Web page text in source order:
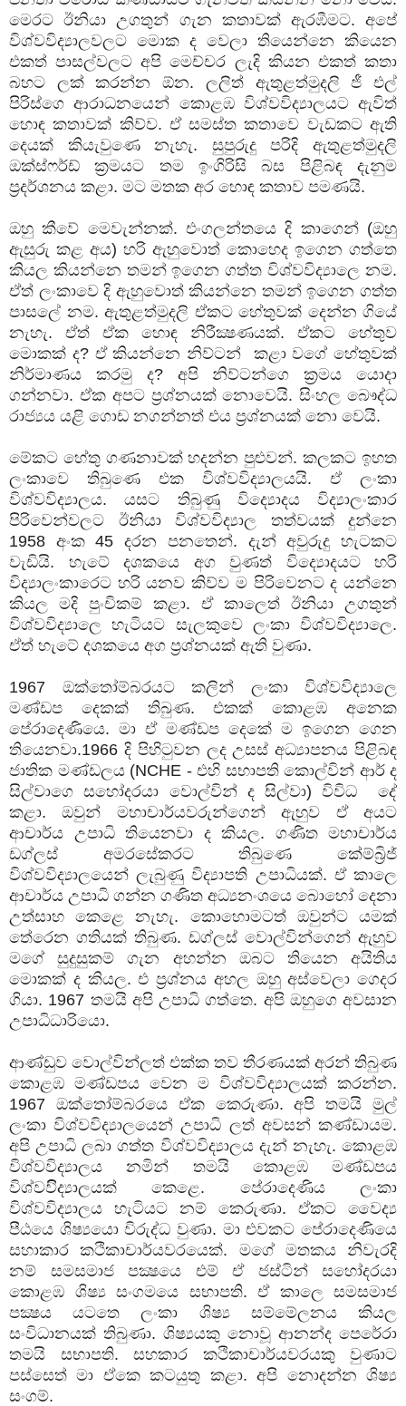
මෙරට ඊනියා උගතුන් ගැන කතාවක් ඇරඹීමට. අපේ
විශ්වවිද්‍යාලවලට මොක ද වෙලා තියෙන්නෙ කියෙන
එකත් පාසල්වලට අපි මෙච්චර ලැදි කියන එකත් කතා
බහට ලක් කරන්න ඕන. ලලිත් ඇතුළත්මුදලි ජී එල්
පිරිස්ගෙ ආරාධනයෙන් කොළඹ විශ්වවිද්‍යාලයට ඇවිත්
හොඳ කතාවක් කිව්ව. ඒ සමස්ත කතාවෙ වැඩකට ඇති
දෙයක් කියැවුණෙ නැහැ. සුපුරුදු පරිදි ඇතුළත්මුදලි
ඔක්ස්ෆර්ඩ් ක්‍රමයට තම ඉංගිරිසි බස පිළිබඳ දැනුම
ප්‍රදර්ශනය කළා. මට මතක අර හොඳ කතාව පමණයි.
ඔහු කීවේ මෙවැන්නක්. එංගලන්තයෙ දි කාගෙන් (ඔහු
ඇසුරු කළ අය) හරි ඇහුවොත් කොහෙද ඉගෙන ගත්තෙ
කියල කියන්නෙ තමන් ඉගෙන ගත්ත විශ්වවිද්‍යාලෙ නම.
ඒත් ලංකාවෙ දි ඇහුවොත් කියන්නෙ තමන් ඉගෙන ගත්ත
පාසලේ නම. ඇතුළත්මුදලි ඒකට හේතුවක් දෙන්න ගියේ
නැහැ. ඒත් ඒක හොඳ නිරීක්‍ෂණයක්. ඒකට හේතුව
මොකක් ද? ඒ කියන්නෙ නිව්ටන් කළා වගේ හේතුවක්
නිර්මාණය කරමු ද? අපි නිව්ටන්ගෙ ක්‍රමය යොදා
ගන්නවා. ඒක අපට ප්‍රශ්නයක් නොවෙයි. සිංහල බෞද්ධ
රාජ්‍යය යළි ගොඩ නගන්නත් එය ප්‍රශ්නයක් නො වෙයි.
මේකට හේතු ගණනාවක් හදන්න පුළුවන්. කලකට ඉහත
ලංකාවෙ තිබුණෙ එක විශ්වවිද්‍යාලයයි. ඒ ලංකා
විශ්වවිද්‍යාලය. යසට තිබුණු විද්‍යොදය විද්‍යාලංකාර
පිරිවෙන්වලට ඊනියා විශ්වවිද්‍යාල තත්වයක් දුන්නෙ
1958 අංක 45 දරන පනතෙන්. දැන් අවුරුදු හැටකට
වැඩියි. හැටේ දශකයෙ අග වුණත් විද්‍යොදයට හරි
විද්‍යාලංකාරෙට හරි යනව කිව්ව ම පිරිවෙනට ද යන්නෙ
කියල මදි පුංචිකම් කළා. ඒ කාලෙත් ඊනියා උගතුන්
විශ්වවිද්‍යාලෙ හැටියට සැලකුවෙ ලංකා විශ්වවිද්‍යාලෙ.
ඒත් හැටේ දශකයෙ අග ප්‍රශ්නයක් ඇති වුණා.
1967 ඔක්තෝම්බරයට කලින් ලංකා විශ්වවිද්‍යාලෙ
මණ්ඩප දෙකක් තිබුණ. එකක් කොළඹ අනෙක
පේරාදෙණියෙ. මා ඒ මණ්ඩප දෙකේ ම ඉගෙන ගෙන
තියෙනවා.1966 දි පිහිටුවන ලද උසස් අධ්‍යාපනය පිළිබඳ
ජාතික මණ්ඩලය (NCHE - එහි සභාපති කොල්වින් ආර් ද
සිල්වාගෙ සහෝදරයා වොල්වින් ද සිල්වා) විවිධ දේ
කළා. ඔවුන් මහාචාර්යවරුන්ගෙන් ඇහුව ඒ අයට
ආචාර්ය උපාධි තියෙනවා ද කියල. ගණිත මහාචාර්ය
ඩග්ලස් අමරසේකරට තිබුණෙ කේම්බ්‍රිජ්
විශ්වවිද්‍යාලයෙන් ලැබුණු විද්‍යාපති උපාධියක්. ඒ කාලෙ
ආචාර්ය උපාධි ගන්න ගණිත අධ්‍යනංශයෙ බොහෝ දෙනා
උත්සාහ කෙළෙ නැහැ. කොහොමටත් ඔවුන්ට යමක්
තේරෙන ගතියක් තිබුණ. ඩග්ලස් වොල්වින්ගෙන් ඇහුව
මගේ සුදුසුකම් ගැන අහන්න ඔබට තියෙන අයිතිය
මොකක් ද කියල. එ ප්‍රශ්නය අහල ඔහු අස්වෙලා ගෙදර
ගියා. 1967 තමයි අපි උපාධි ගත්තෙ. අපි ඔහුගෙ අවසාන
උපාධිධාරියො.
ආණ්ඩුව වොල්වින්ලත් එක්ක තව තීරණයක් අරන් තිබුණ
කොළඹ මණ්ඩපය වෙන ම විශ්වවිද්‍යාලයක් කරන්න.
1967 ඔක්තෝම්බරයෙ ඒක කෙරුණා. අපි තමයි මුල්
ලංකා විශ්වවිද්‍යාලයෙන් උපාධි ලත් අවසන් කණ්ඩායම.
අපි උපාධි ලබා ගත්ත විශ්වවිද්‍යාලය දැන් නැහැ. කොළඹ
විශ්වවිද්‍යාලය නමින් තමයි කොළඹ මණ්ඩපය
විශ්වවිිද්‍යාලයක් කෙළෙ. පේරාදෙණිය ලංකා
විශ්වවිද්‍යාලය හැටියට නම් කෙරුණා. ඒකට වෛද්‍ය
පීඨයෙ ශිෂ්‍යයො විරුද්ධ වුණා. මා එවකට පේරාදෙණියෙ
සහාකාර කථිකාචාර්යවරයෙක්. මගේ මතකය නිවැරදි
නම් සමසමාජ පක්‍ෂයෙ එම් ඒ ජස්ටින් සහෝදරයා
කොළඹ ශිෂ්‍ය සංගමයෙ සභාපති. ඒ කාලෙ සමසමාජ
පක්‍ෂය යටතෙ ලංකා ශිෂ්‍ය සම්මේලනය කියල
සංවිධානයක් තිබුණා. ශිෂ්‍යයකු නොවූ ආනන්ද පෙරේරා
තමයි සභාපති. සහකාර කථිකාචාර්යවරයකු වුණාට
පස්සෙත් මා ඒකෙ කටයුතු කළා. අපි නොදන්න ශිෂ්‍ය
සංගම්.